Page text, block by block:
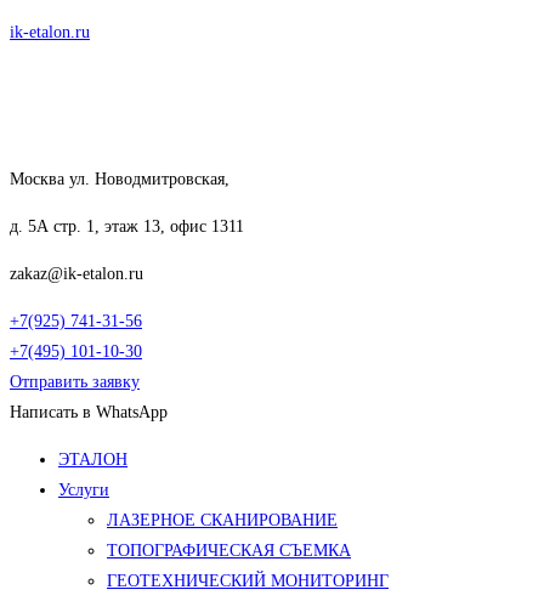
Перейти
ik-etalon.ru
Москва ул. Новодмитровская,
д. 5А стр. 1, этаж 13, офис 1311
zakaz@ik-etalon.ru
+7(925) 741-31-56
+7(495) 101-10-30
Отправить заявку
Написать в WhatsApp
Меню
ЭТАЛОН
Услуги
ЛАЗЕРНОЕ СКАНИРОВАНИЕ
ТОПОГРАФИЧЕСКАЯ СЪЕМКА
ГЕОТЕХНИЧЕСКИЙ МОНИТОРИНГ